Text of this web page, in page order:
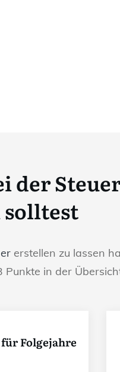
der
erstellen zu lassen
in der
Folgejahre